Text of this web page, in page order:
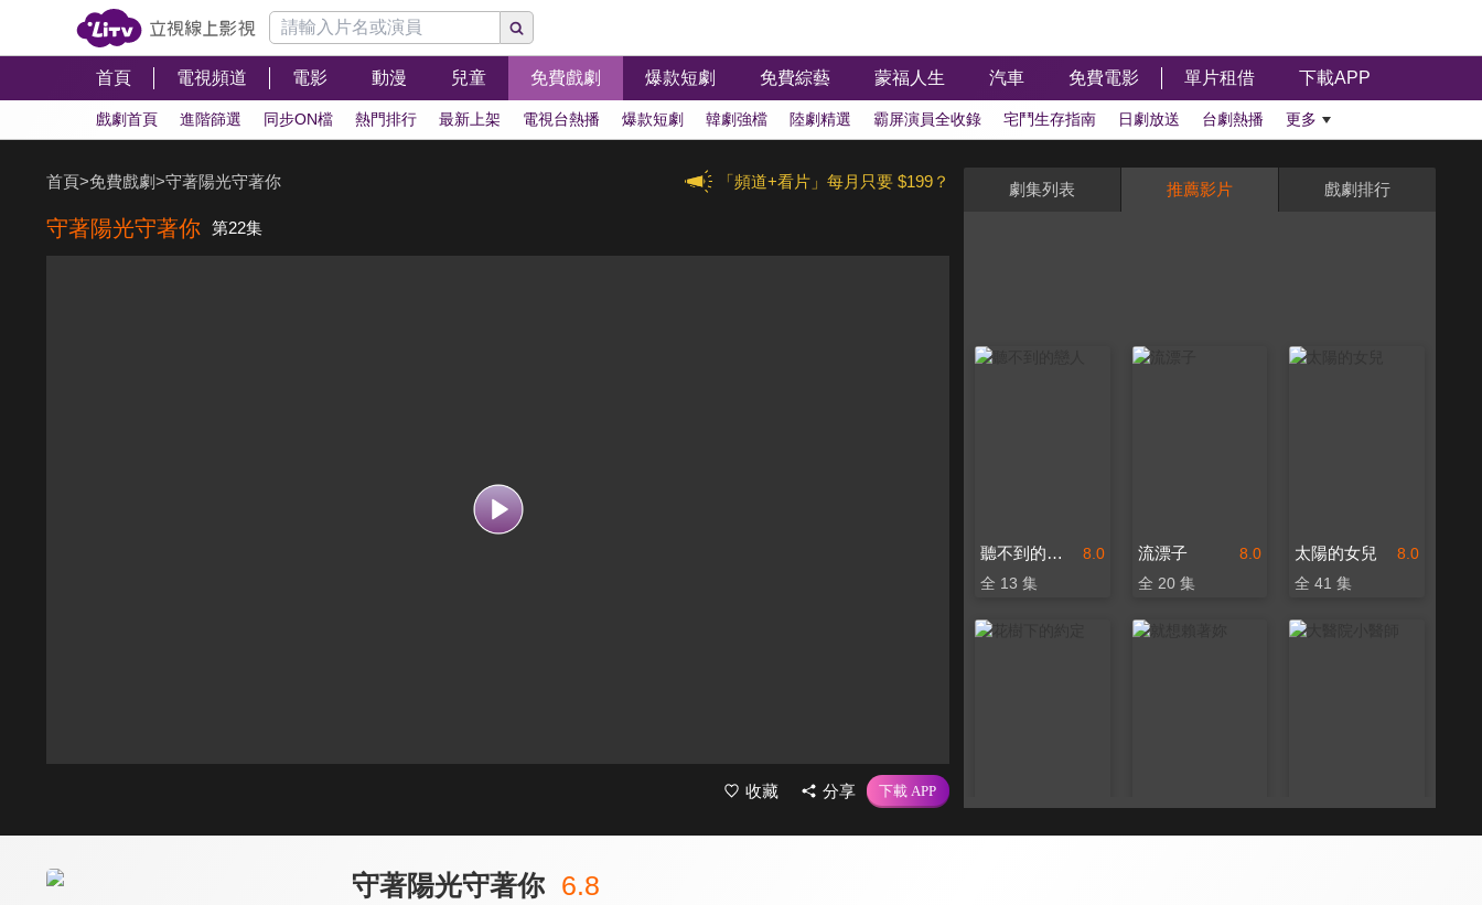
首頁 電視頻道 電影 動漫 兒童 免費戲劇 爆款短劇 免費綜藝 蒙福人生 汽車 免費電影 單片租借 下載APP
戲劇首頁 進階篩選 同步ON檔 熱門排行 最新上架 電視台熱播 爆款短劇 韓劇強檔 陸劇精選 霸屏演員全收錄 宅鬥生存指南 日劇放送 台劇熱播 更多
「頻道+看片」每月只要 $199？
首頁>免費戲劇>守著陽光守著你
守著陽光守著你 第22集
收藏 分享
劇集列表 推薦影片 戲劇排行
8.0
聽不到的戀人
全 13 集
8.0
流漂子
全 20 集
8.0
太陽的女兒
全 41 集
守著陽光守著你 6.8